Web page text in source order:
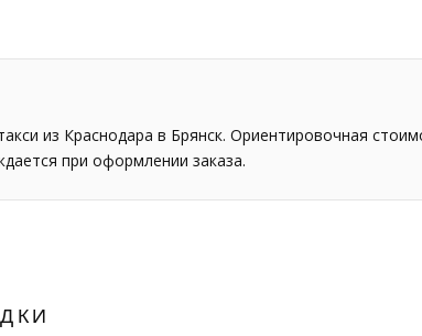
из Краснодара в Брянск. Ориентировочная
при оформлении заказа.